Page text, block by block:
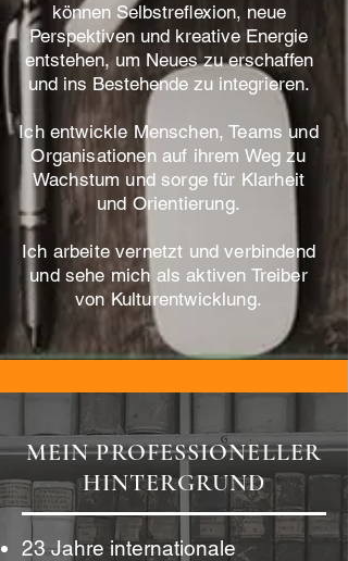
können Selbstreflexion, neue
Perspektiven und kreative Energie
entstehen, um Neues zu erschaffen
und ins Bestehende zu integrieren.
Ich entwickle Menschen, Teams und
Organisationen auf ihrem Weg zu
Wachstum und sorge für Klarheit
und Orientierung.
Ich arbeite vernetzt und verbindend
und sehe mich als aktiven Treiber
von Kulturentwicklung.
MEIN PROFESSIONELLER
HINTERGRUND
23 Jahre internationale